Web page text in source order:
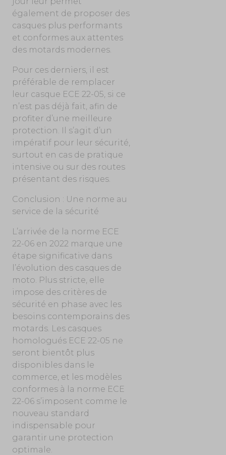
également de proposer des
casques plus performants
et conformes aux attentes
des motards modernes.
Pour ces derniers, il est
préférable de remplacer
leur casque ECE 22-05, si ce
n’est pas déjà fait, afin de
profiter d’une meilleure
protection. Il s’agit d’un
impératif pour leur sécurité,
surtout en cas de pratique
intensive ou sur des routes
présentant des risques.
Conclusion : Une norme au
service de la sécurité
L’arrivée de la norme ECE
22-06 en 2022 marque une
étape significative dans
l’évolution des casques de
moto. Plus stricte, elle
impose des critères de
sécurité en phase avec les
besoins contemporains des
motards. Les casques
homologués ECE 22-05 ne
seront bientôt plus
disponibles dans le
commerce, et les modèles
conformes à la norme ECE
22-06 s’imposent comme le
nouveau standard
indispensable pour
garantir une protection
optimale.